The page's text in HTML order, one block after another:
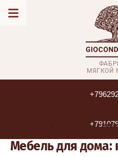
МЯГКОЙ
  /
  /
Мебель для дома: